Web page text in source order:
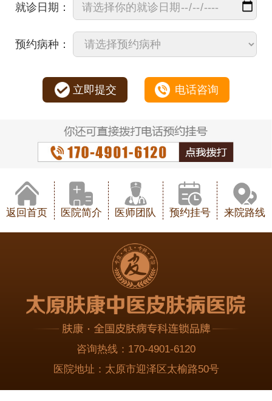
就诊日期：
预约病种：
立即提交 电话咨询
返回首页 医院简介 医师团队 预约挂号 来院路线
咨询热线： 170-4901-6120
医院地址： 太原市迎泽区太榆路50号